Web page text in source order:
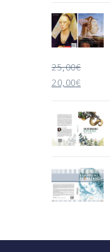
25,00€
20,00€